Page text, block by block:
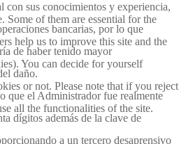
con sus conocimientos y experiencia,
bancarias, por lo que
de haber tenido mayor
daño.
que el Administrador fue realmente
dígitos además de la clave de
a un tercero desaprensivo
Some of them are essential for the
help us to improve this site and the
You can decide for yourself
or not. Please note that if you reject
all the functionalities of the site.